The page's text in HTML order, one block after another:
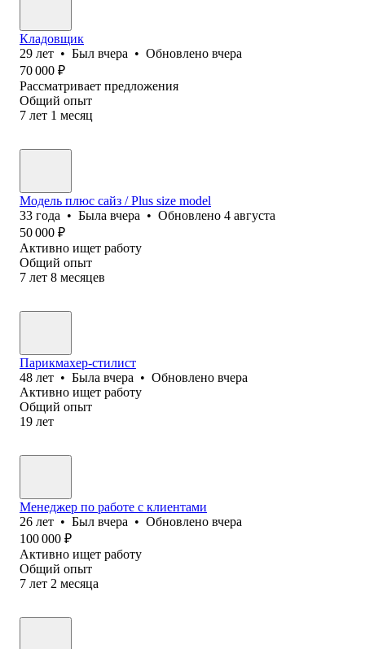
Кладовщик
29 лет • Был вчера • Обновлено вчера
70 000 ₽
Рассматривает предложения
Общий опыт
7 лет 1 месяц
Модель плюс сайз / Plus size model
33 года • Была вчера • Обновлено 4 августа
50 000 ₽
Активно ищет работу
Общий опыт
7 лет 8 месяцев
Парикмахер-стилист
48 лет • Была вчера • Обновлено вчера
Активно ищет работу
Общий опыт
19 лет
Менеджер по работе с клиентами
26 лет • Был вчера • Обновлено вчера
100 000 ₽
Активно ищет работу
Общий опыт
7 лет 2 месяца